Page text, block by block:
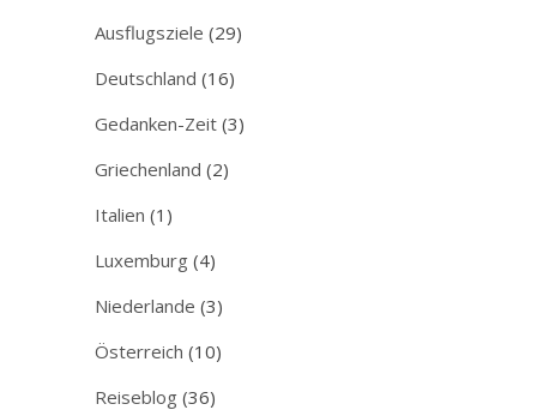
Ausflugsziele (29)
Deutschland (16)
Gedanken-Zeit (3)
Griechenland (2)
Italien (1)
Luxemburg (4)
Niederlande (3)
Österreich (10)
Reiseblog (36)